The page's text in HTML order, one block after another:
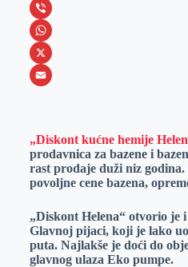
c
e
b
o
e
s
s
e
e
r
L
i
n
k
I
n
V
i
b
W
h
s
A
p
X
a
i
l
„Diskont kućne hemije
prodavnica za bazene i
rast prodaje duži niz
povoljne cene bazena,
„Diskont Helena“ otvorio je
Glavnoj pijaci, koji je lako
puta. Najlakše je doći do
glavnog ulaza Eko pumpe.